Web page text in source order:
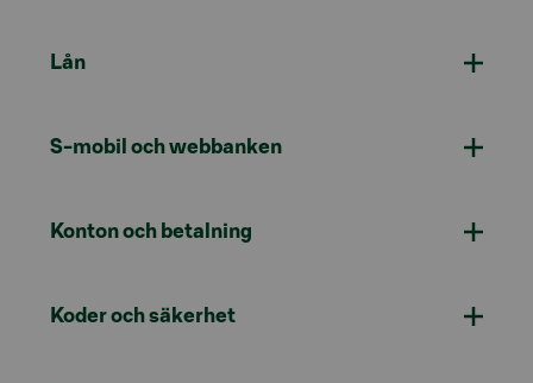
Lån
S-mobil och webbanken
Konton och betalning
Koder och säkerhet